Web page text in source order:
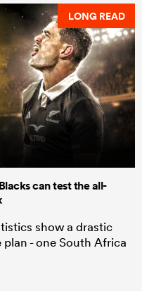
LONG READ
can test the all-
show a drastic
- one South Africa